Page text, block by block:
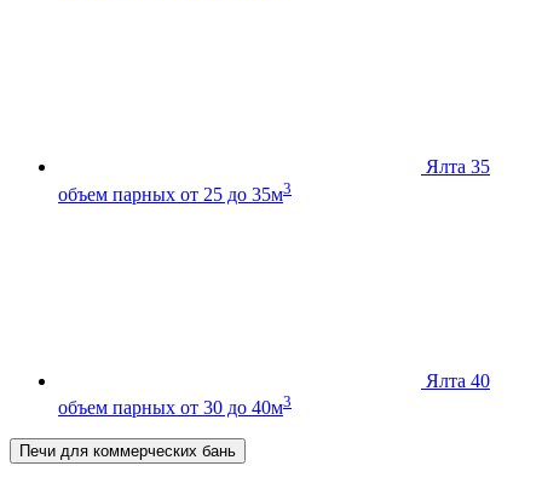
Ялта 35
объем парных от 25 до 35м3
Ялта 40
объем парных от 30 до 40м3
Печи для коммерческих бань